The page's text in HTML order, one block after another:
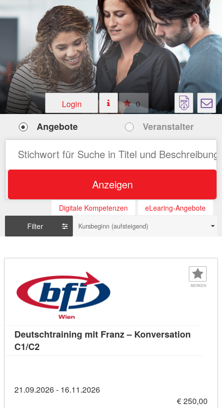
Login 0
Angebote Veranstalter
Anzeigen
Digitale Kompetenzen
eLearing-Angebote
Filter
Kursbeginn (aufsteigend)
MERKEN
Deutschtraining mit Franz – Konversation
C1/C2Kursdetail: Deutschtraining mit Franz –
21.09.2026 - 16.11.2026
€ 250,00